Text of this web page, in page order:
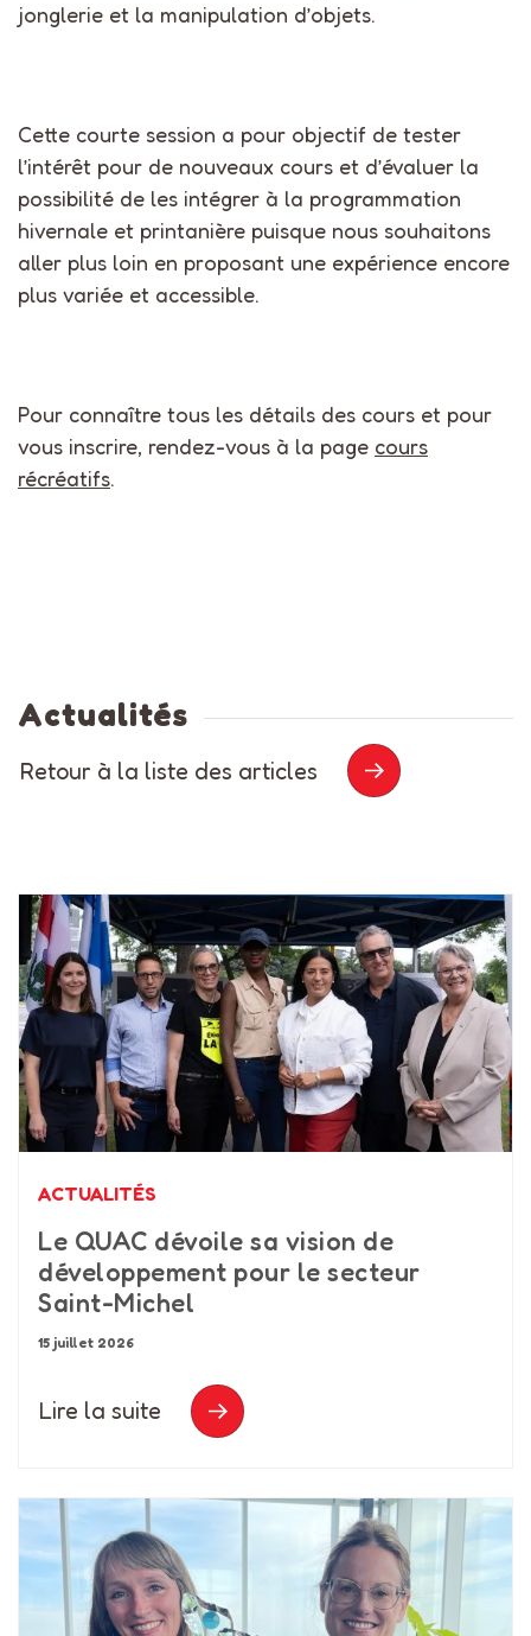
jonglerie et la manipulation d’objets.
Cette courte session a pour objectif de tester
l’intérêt pour de nouveaux cours et d’évaluer la
possibilité de les intégrer à la programmation
hivernale et printanière puisque nous souhaitons
aller plus loin en proposant une expérience encore
plus variée et accessible.
Pour connaître tous les détails des cours et pour
vous inscrire, rendez-vous à la page cours
récréatifs.
Actualités
Retour à la liste des articles
ACTUALITÉS
Le QUAC dévoile sa vision de
développement pour le secteur
Saint-Michel
15 juillet 2026
Lire la suite